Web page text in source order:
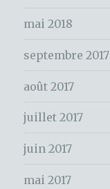
r
e
:
mai 2018
septembre 2017
août 2017
juillet 2017
juin 2017
mai 2017